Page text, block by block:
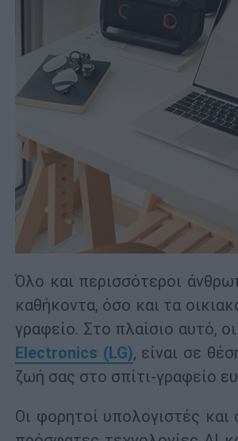
Όλο και περισσότεροι
καθήκοντα, όσο και τα
γραφείο. Στο πλαίσιο αυτό,
Electronics (LG), είναι σε
ζωή σας στο σπίτι-γραφείο
Οι φορητοί υπολογιστές και